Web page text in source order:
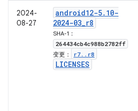
2024-
08-27
android12-5. 10-
2024-03_r8
SHA-1：
264434cb4c988b2782ff
变更： r7. . r8
LICENSES